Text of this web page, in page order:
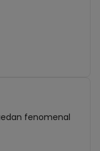
fenomenal